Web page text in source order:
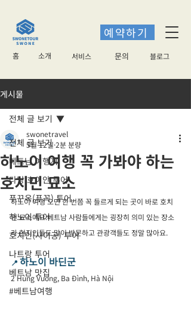
홈 소개 서비스 ​문의 블로그
예약하기
게시물
전체 글 보기
베트남 여행지
다낭 호이안 투어
푸꾸옥(푸꼭) 투어
하노이 투어
호치민(사이공) 투어
나트랑 투어
베트남 맛집
#베트남여행
전체 글 보기
하노이 여행 꼭 가봐야 하는
호치민 묘소
swonetravel
5월 12일 2분 분량
하노이 여행 오면 한 번쯤 꼭 들르게 되는 곳이 바로 호치
민 묘소예요.베트남 사람들에게는 굉장히 의미 있는 장소
라 현지인들도 많이 방문하고 관광객들도 정말 많아요.
📍 하노이 바딘군
2 Hùng Vương, Ba Đình, Hà Nội